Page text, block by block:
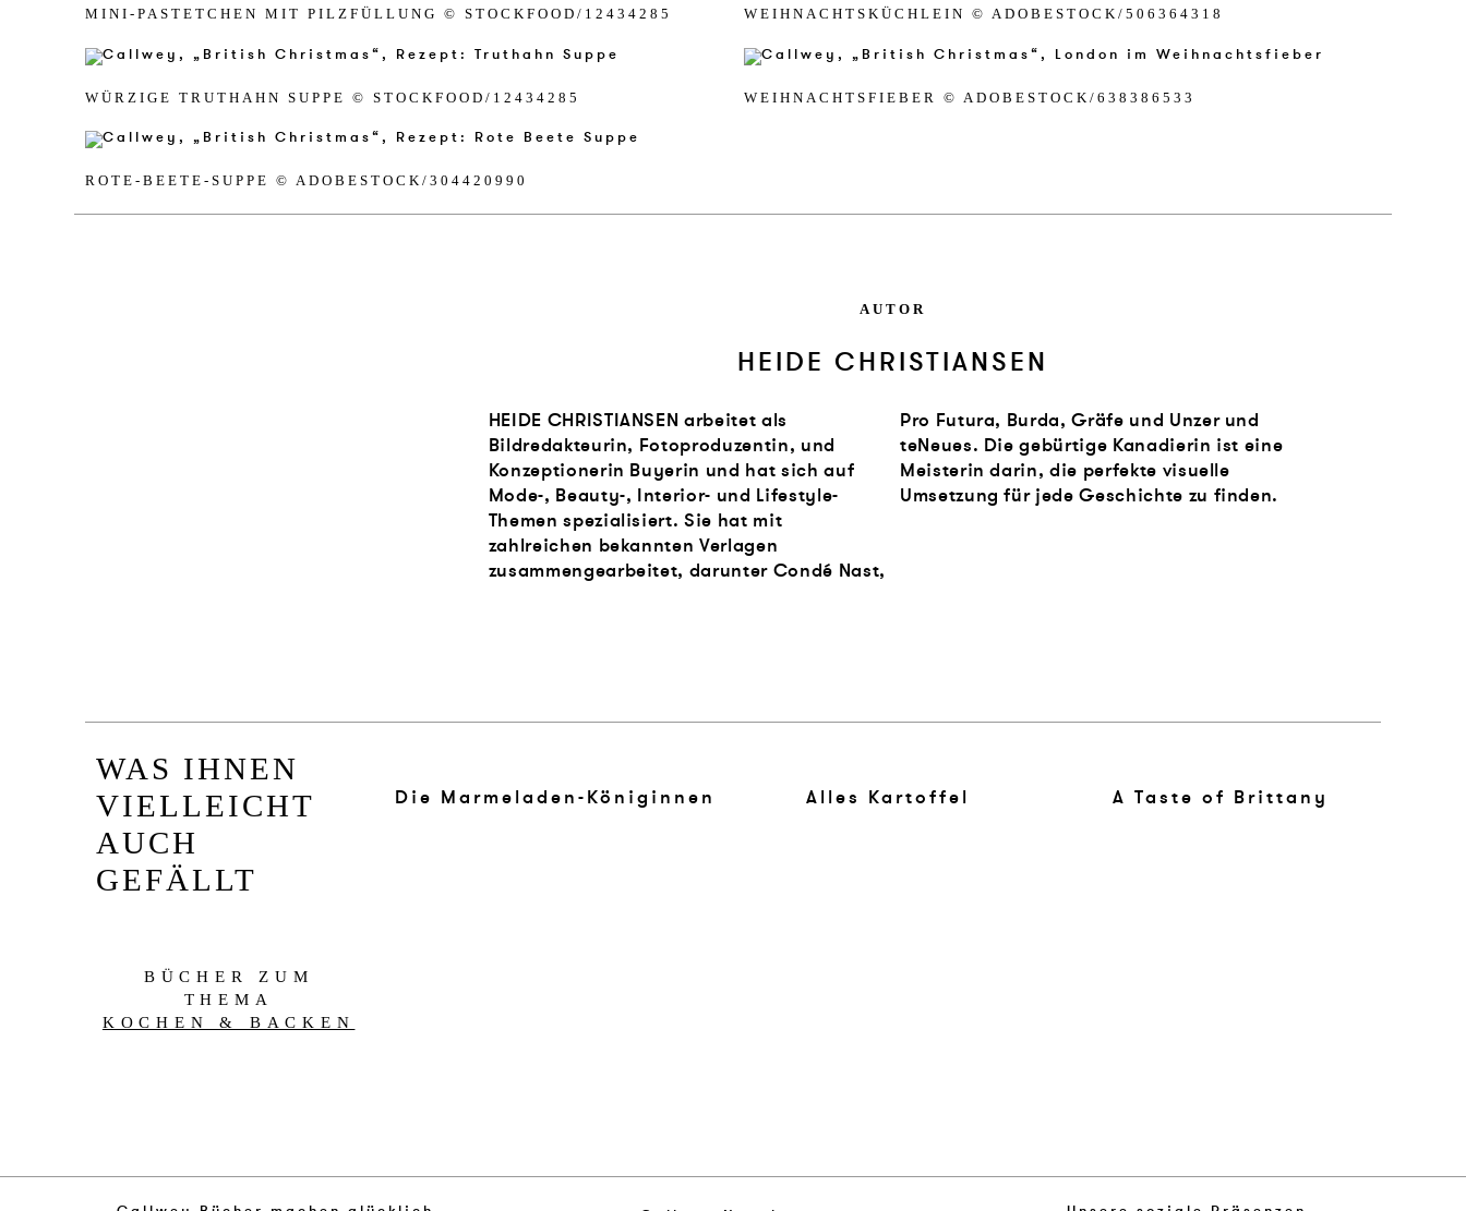
MINI-PASTET­CHEN MIT PILZFÜLLUNG © STOCK­FOOD/​12434285 WEIH­NACH­T­SKÜCH­LEIN © ADO­BES­TOCK/​506364318
WÜRZI­GE TRU­T­H­AHN SUP­PE © STOCK­FOOD/​12434285 WEIH­NACH­T­SFIEBER © ADO­BES­TOCK/​638386533
ROTE-BEE­TE-SUP­PE © ADO­BES­TOCK/​304420990
AUTOR
HEIDE CHRISTIANSEN
HEIDE CHRISTIANSEN arbeitet als
Bildredakteurin, Fotoproduzentin, und
Konzeptionerin Buyerin und hat sich auf
Mode-, Beauty-, Interior- und Lifestyle-
Themen spezialisiert. Sie hat mit
zahlreichen bekannten Verlagen
zusammengearbeitet, darunter Condé Nast,
Pro Futura, Burda, Gräfe und Unzer und
teNeues. Die gebürtige Kanadierin ist eine
Meisterin darin, die perfekte visuelle
Umsetzung für jede Geschichte zu finden.
WAS IHNEN
VIELLEICHT
AUCH
GEFÄLLT
BÜCHER ZUM
THEMA
KOCHEN & BACKEN
Die Marmeladen-Königinnen Alles Kartoffel A Taste of Brittany